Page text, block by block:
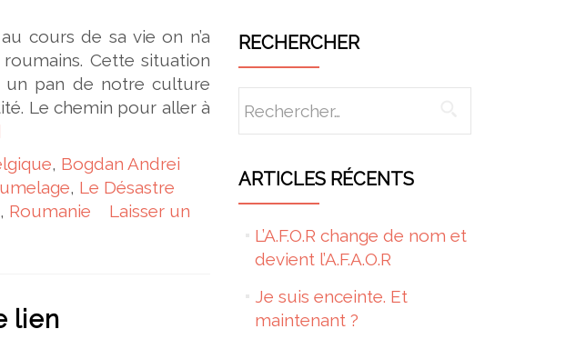
cours de sa vie on n’a
Cette situation
un pan de notre culture
Le chemin pour aller à
, Bogdan Andrei
, Le Désastre
, Roumanie
Laisser un
lien
RECHERCHER
ARTICLES RÉCENTS
L’A.F.O.R change de nom et
devient l’A.F.A.O.R
Je suis enceinte. Et
maintenant ?